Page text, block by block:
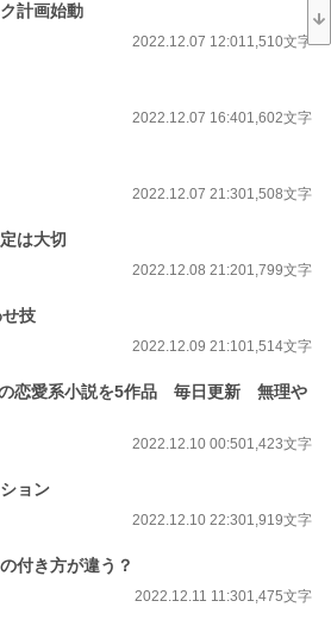
｡. .｡.:*･゜｡o○｡o○ﾟ･*:.｡.
売中です。
ラストと共にお楽しみいただけます。
ンドロ（笑）と、頑張り屋さんの悪役令嬢（？）
m(_ _)m
*:.｡. .｡.:*･゜｡o○｡o○ﾟ･*:.｡.
件
計画始動
2022.12.07 12:011,510文字
2022.12.07 16:401,602文字
2022.12.07 21:301,508文字
は大切
2022.12.08 21:201,799文字
技
2022.12.09 21:101,514文字
恋愛系小説を5作品 毎日更新 無理や
2022.12.10 00:501,423文字
ョン
2022.12.10 22:301,919文字
付き方が違う？
2022.12.11 11:301,475文字